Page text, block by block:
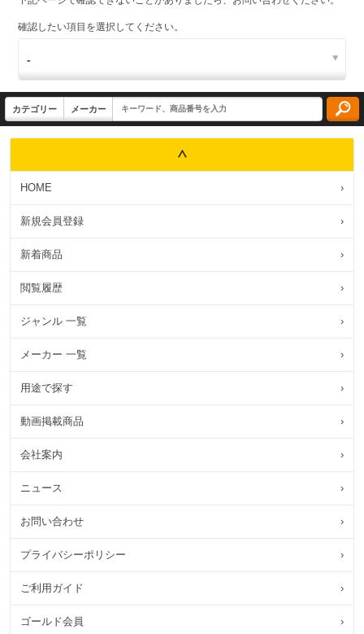
確認したい項目を選択してください。
HOME ›
新規会員登録 ›
新着商品 ›
閲覧履歴 ›
ジャンル 一覧 ›
メーカー 一覧 ›
用途で探す ›
動画掲載商品 ›
会社案内 ›
ニュース ›
お問い合わせ ›
プライバシーポリシー ›
ご利用ガイド ›
ゴールド会員 ›